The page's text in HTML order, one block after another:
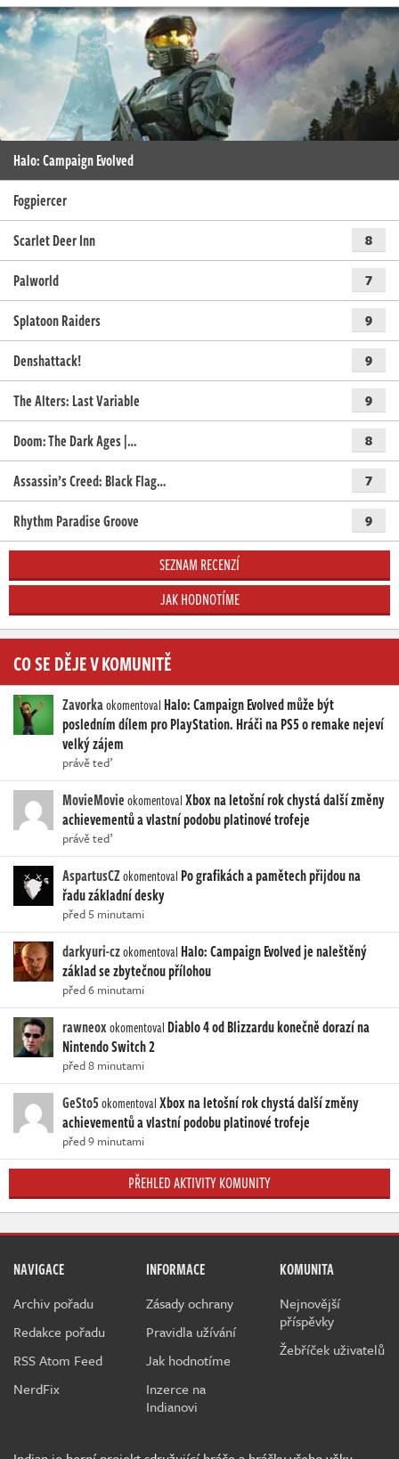
Halo: Campaign Evolved
Fogpiercer
Scarlet Deer Inn
8
Palworld 7
Splatoon Raiders 9
Denshattack! 9
The Alters: Last Variable 9
Doom: The Dark Ages |… 8
Assassin’s Creed: Black Flag… 7
Rhythm Paradise Groove 9
SEZNAM RECENZÍ
JAK HODNOTÍME
CO SE DĚJE V KOMUNITĚ
Zavorkaokomentoval Halo: Campaign Evolved může být
posledním dílem pro PlayStation. Hráči na PS5 o remake nejeví
velký zájem
právě teď
MovieMovieokomentovalXbox na letošní rok chystá další změny
achievementů a vlastní podobu platinové trofeje
právě teď
AspartusCZokomentoval Po grafikách a pamětech přijdou na
řadu základní desky
před 5 minutami
darkyuri-czokomentoval Halo: Campaign Evolved je naleštěný
základ se zbytečnou přílohou
před 6 minutami
rawneoxokomentoval Diablo 4 od Blizzardu konečně dorazí na
Nintendo Switch 2
před 8 minutami
GeSto5okomentovalXbox na letošní rok chystá další změny
achievementů a vlastní podobu platinové trofeje
před 9 minutami
PŘEHLED AKTIVITY KOMUNITY
NAVIGACE
Archiv pořadu
Redakce pořadu
RSS Atom Feed
NerdFix
INFORMACE
Zásady ochrany
Pravidla užívání
Jak hodnotíme
Inzerce na
Indianovi
KOMUNITA
Nejnovější
příspěvky
Žebříček uživatelů